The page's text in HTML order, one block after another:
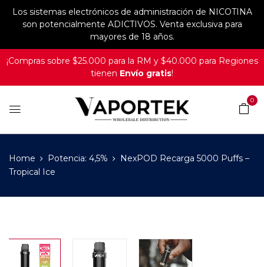
Los sistemas electrónicos de administración de NICOTINA
son potencialmente ADICTIVOS. Venta exclusiva para
mayores de 18 años.
¡Compras sobre $25.000 para la RM y $40.000 para Regiones
tienen Envío gratis!
0
Home Potencia: 4,5%
NexPOD Recarga 5000 Puffs –
Tropical Ice